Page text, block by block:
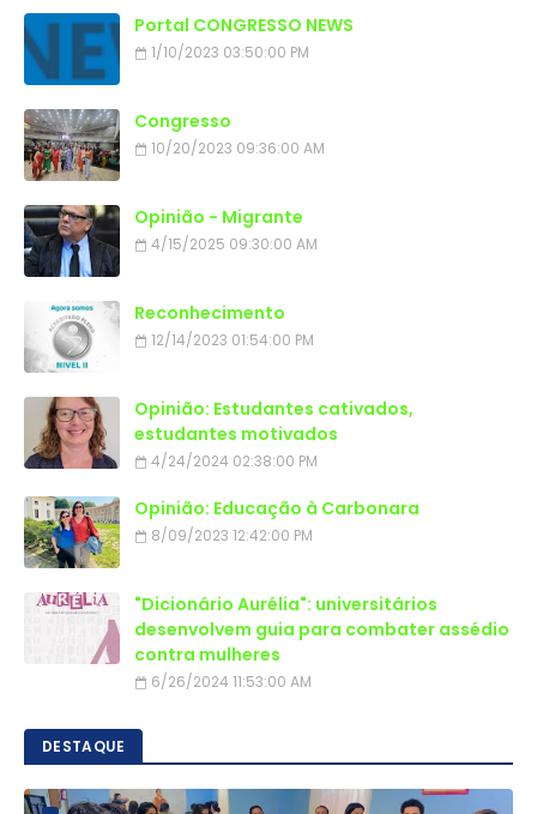
Portal CONGRESSO NEWS
1/10/2023 03:50:00 PM
Congresso
10/20/2023 09:36:00 AM
Opinião - Migrante
4/15/2025 09:30:00 AM
Reconhecimento
12/14/2023 01:54:00 PM
Opinião: Estudantes cativados,
estudantes motivados
4/24/2024 02:38:00 PM
Opinião: Educação à Carbonara
8/09/2023 12:42:00 PM
"Dicionário Aurélia": universitários
desenvolvem guia para combater assédio
contra mulheres
6/26/2024 11:53:00 AM
DESTAQUE